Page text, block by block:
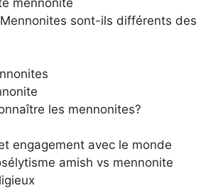
sont-ils différents des
les mennonites?
engagement avec le monde
amish vs mennonite